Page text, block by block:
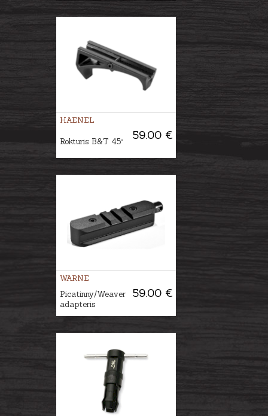
HAENEL
59.00 €
Rokturis B&T 45°
WARNE
59.00 €
Picatinny/Weaver
adapteris